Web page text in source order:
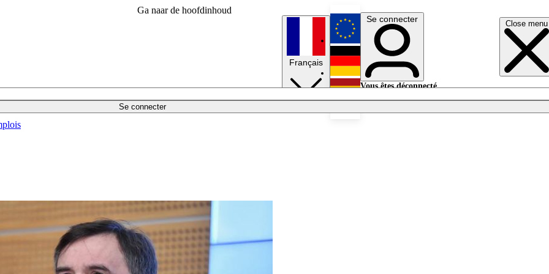
Ga naar de hoofdinhoud
Close menu
Se connecter
Français
English
Deutsch
Se connecter
Vous êtes déconnecté.